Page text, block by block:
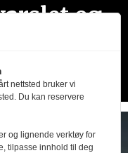
og
er
nettsted bruker vi
Du kan reservere
og lignende verktøy for
tilpasse innhold til deg